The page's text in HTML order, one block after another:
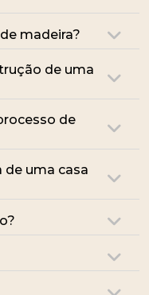
madeira?
de uma
de
de uma casa